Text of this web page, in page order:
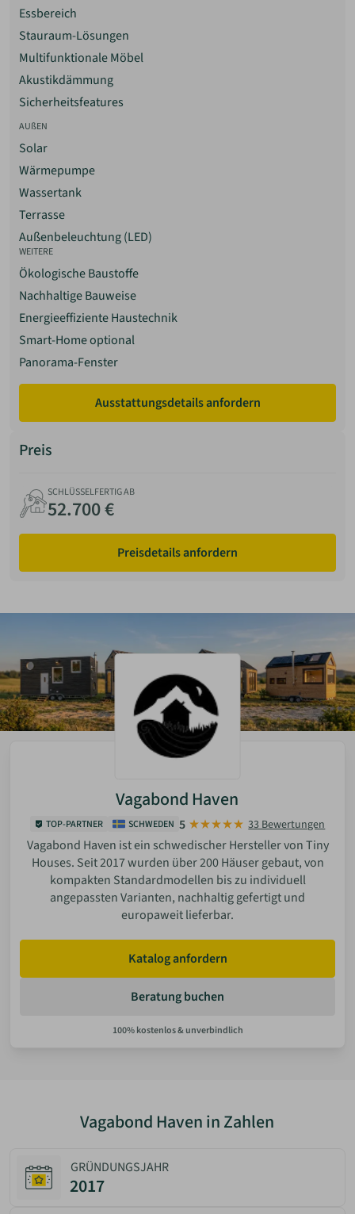
sorgfältige Abdichtungs- und Entwässerungsplanung.
Tonnendach (Runddach)
Charakteristische, gebogene Dachform mit hoher
architektonischer Eigenständigkeit. Konstruktiv
anspruchsvoller als klassische Dachformen, wird häufig
eingesetzt.
Essbereich
Stauraum-Lösungen
Multifunktionale Möbel
Akustikdämmung
Sicherheitsfeatures
AUßEN
Solar
Wärmepumpe
Wassertank
Terrasse
Außenbeleuchtung (LED)
WEITERE
Ökologische Baustoffe
Nachhaltige Bauweise
Energieeffiziente Haustechnik
Smart-Home optional
Panorama-Fenster
Ausstattungsdetails anfordern
Preis
SCHLÜSSELFERTIG AB
52.700 €
Preisdetails anfordern
Vagabond Haven
TOP-PARTNER SCHWEDEN 5 33 Bewertungen
Vagabond Haven ist ein schwedischer Hersteller von Tiny
Houses. Seit 2017 wurden über 200 Häuser gebaut, von
kompakten Standardmodellen bis zu individuell
angepassten Varianten, nachhaltig gefertigt und
europaweit lieferbar.
Katalog anfordern
Beratung buchen
Vagabond Haven in Zahlen
GRÜNDUNGSJAHR
2017